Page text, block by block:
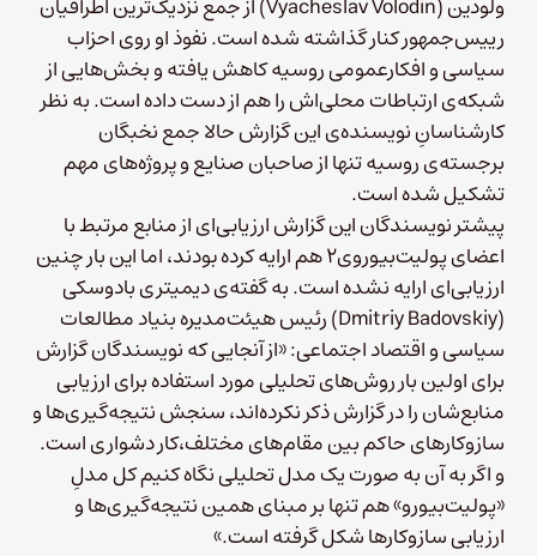
رییس‌جمهور کنار گذاشته شده است. نفوذ او روی احزاب
سیاسی و افکارعمومی روسیه کاهش یافته و بخش‌هایی از
شبکه‌ی ارتباطات محلی‌اش را هم از دست داده است. به نظر
کارشناسانِ نویسنده‌ی این گزارش حالا جمع نخبگان
برجسته‌‌ی روسیه تنها از صاحبان صنایع و پروژ‌‌ه‌های مهم
تشکیل شده‌ است.
پیشتر نویسندگان این گزارش ارزیابی‌ای از منابع مرتبط با
اعضای پولیت‌بیوروی۲ هم ارایه کرده بودند،‌ اما این بار چنین
ارزیابی‌ای ارایه نشده است. به گفته‌ی دیمیتری بادوسکی
(Dmitriy Badovskiy)‌ رئیس هیئت‌مدیره بنیاد مطالعات
سیاسی و اقتصاد اجتماعی: «از آنجایی که نویسندگان گزارش
برای اولین بار روش‌های تحلیلی مورد استفاده‌ برای ارزیابی
منابع‌شان را در گزارش ذکر نکرده‌اند، سنجش نتیجه‌گیری‌ها و
سازوکارهای حاکم بین مقام‌های مختلف،‌کار دشواری است.
و اگر به آن به صورت یک مدل تحلیلی نگاه کنیم کل مدلِ
«پولیت‌بیورو» هم تنها بر مبنای همین نتیجه‌گیری‌ها و
ارزیابی سازوکارها شکل گرفته است.»